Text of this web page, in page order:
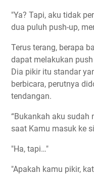
"Ya? Tapi, aku tidak
dua puluh push-up,
Terus terang, berapa
dapat melakukan
Dia pikir itu standar
berbicara, perutnya
tendangan.
“Bukankah aku sudah
saat Kamu masuk ke
"Ha, tapi…"
"Apakah kamu pikir,